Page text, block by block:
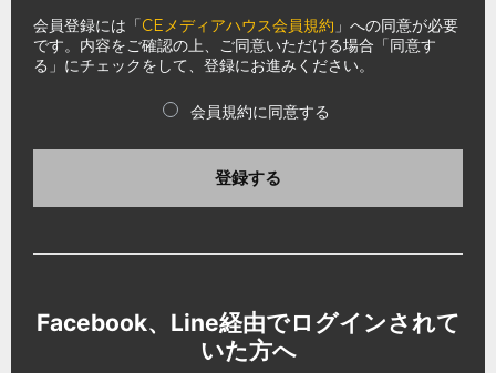
会員登録には「CEメディアハウス会員規約 」への同意が必要
です。内容をご確認の上、ご同意いただける場合「同意す
る」にチェックをして、登録にお進みください。
会員規約に同意する
登録する
Facebook、Line経由でログインされて
いた方へ